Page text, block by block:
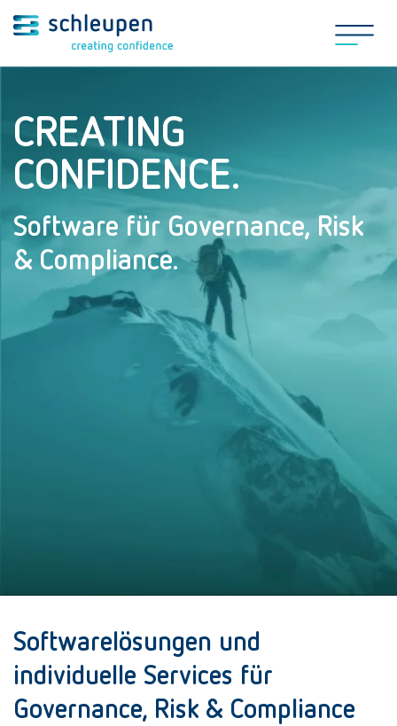
CREATING
CONFIDENCE.
Software für Governance, Risk
& Compliance.
Softwarelösungen und
individuelle Services für
Governance, Risk & Compliance